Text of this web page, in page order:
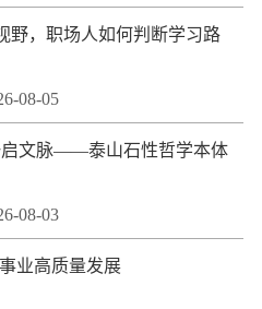
野，职场人如何判断学习路
08-05
启文脉——泰山石性哲学本体
08-03
业高质量发展